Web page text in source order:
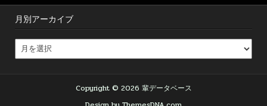
月別アーカイブ
Copyright © 2026 輩データベース